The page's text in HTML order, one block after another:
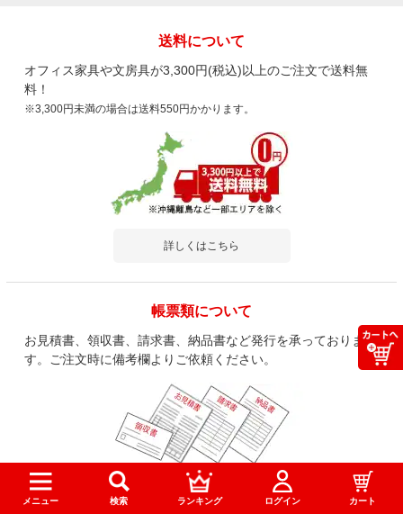
送料について
オフィス家具や文房具が3,300円(税込)以上のご注文で送料無
料！
※3,300円未満の場合は送料550円かかります。
詳しくはこちら
帳票類について
お見積書、領収書、請求書、納品書など発行を承っておりま
す。ご注文時に備考欄よりご依頼ください。
詳しくはこちら
メニュー 検索 ランキング ログイン カート